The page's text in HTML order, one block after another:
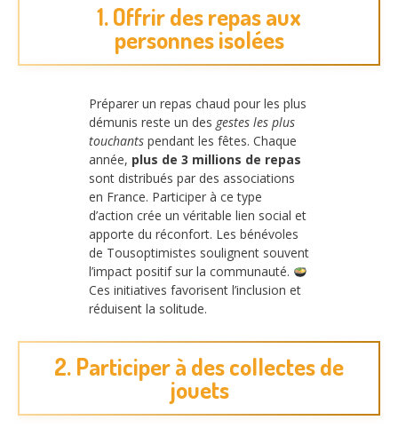
1. Offrir des repas aux
personnes isolées
Préparer un repas chaud pour les plus
démunis reste un des gestes les plus
touchants pendant les fêtes. Chaque
année, plus de 3 millions de repas
sont distribués par des associations
en France. Participer à ce type
d’action crée un véritable lien social et
apporte du réconfort. Les bénévoles
de Tousoptimistes soulignent souvent
l’impact positif sur la communauté.
Ces initiatives favorisent l’inclusion et
réduisent la solitude.
2. Participer à des collectes de
jouets